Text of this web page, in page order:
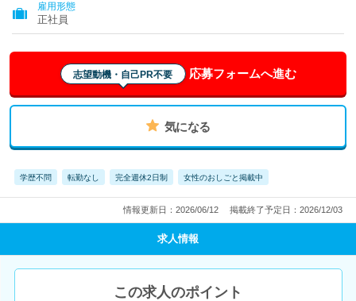
雇用形態
正社員
志望動機・自己PR不要 応募フォームへ進む
気になる
学歴不問 転勤なし 完全週休2日制 女性のおしごと掲載中
情報更新日：2026/06/12 掲載終了予定日：2026/12/03
求人情報
この求人のポイント